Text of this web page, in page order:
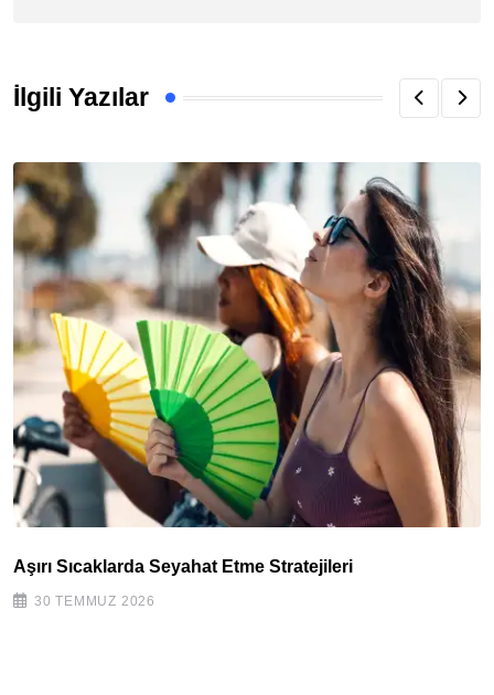
İlgili Yazılar
Aşırı Sıcaklarda Seyahat Etme Stratejileri
30 TEMMUZ 2026